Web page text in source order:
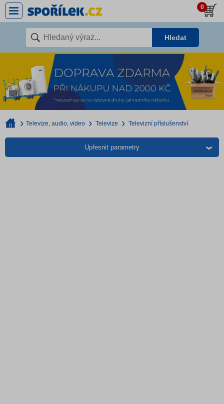
0
Hledat
Televize, audio, video Televize Televizní příslušenství
Upřesnit parametry